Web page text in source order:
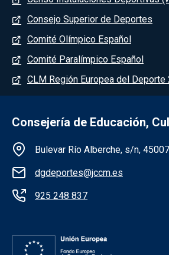
Consejo Superior de Deportes
Comité Olímpico Español
Comité Paralímpico Español
CLM Región Europea del Deporte
Consejería de Educación,
Información de la
Bulevar Río Alberche, s/n,
dgdeportes@jccm.es
925 248 837